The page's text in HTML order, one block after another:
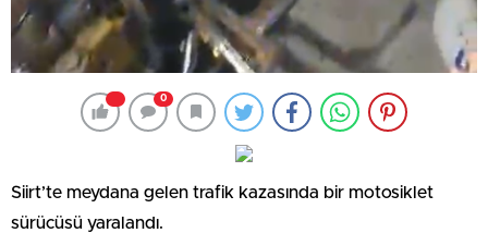
0
Siirt’te meydana gelen trafik kazasında bir motosiklet
sürücüsü yaralandı.